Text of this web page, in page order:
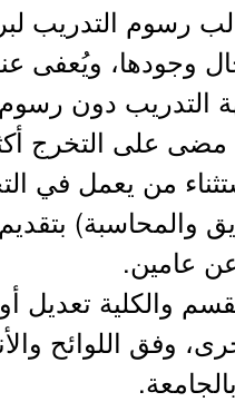
رسوم التدريب
وجودها، ويُعفى
التدريب دون
مضى على التخرج
من يعمل في
والمحاسبة)
عامين.
والكلية تعديل
وفق اللوائح